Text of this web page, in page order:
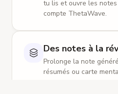
Effet d'espacement
Courbe d'oubli:
révision, ~60% disparaît en
pour ≥30 j de rétention.
tu lis et ouvre les
compte ThetaWave.
Des notes à la
Prolonge la note
résumés ou carte